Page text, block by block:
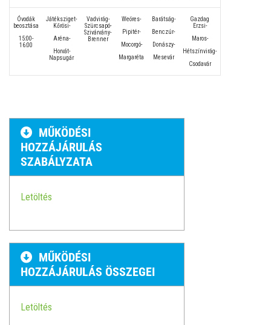
Óvodák
beosztása
15:00-
16:00
Játéksziget-
Kőrösi-
Aréna-
Horvát-
Napsugár
Vadvirág-
Szürcsapó-
Szivárvány-
Brenner
Weöres-
Pipitér-
Mocorgó-
Margaréta
Barátság-
Benczúr-
Donászy-
Mesevár
Gazdag
Erzsi-
Maros-
Hétszínvirág-
Csodavár
MŰKÖDÉSI
HOZZÁJÁRULÁS
SZABÁLYZATA
Letöltés
MŰKÖDÉSI
HOZZÁJÁRULÁS ÖSSZEGEI
Letöltés